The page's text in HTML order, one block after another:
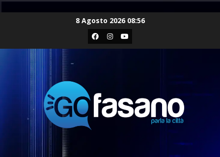
8 Agosto 2026 08:56
Facebook
Instagram
Youtube